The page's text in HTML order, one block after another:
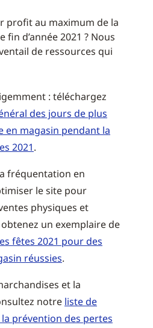
profit au maximum de la
fin d’année 2021 ? Nous
de ressources qui
: téléchargez
des jours de plus
en magasin pendant la
2021.
fréquentation en
le site pour
physiques et
un exemplaire de
fêtes 2021 pour des
réussies.
et la
notre liste de
prévention des pertes